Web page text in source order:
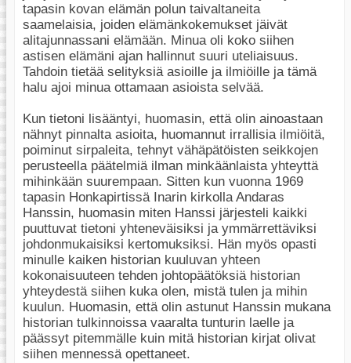
tapasin kovan elämän polun taivaltaneita
saamelaisia, joiden elämänkokemukset jäivät
alitajunnassani elämään. Minua oli koko siihen
astisen elämäni ajan hallinnut suuri uteliaisuus.
Tahdoin tietää selityksiä asioille ja ilmiöille ja tämä
halu ajoi minua ottamaan asioista selvää.
Kun tietoni lisääntyi, huomasin, että olin ainoastaan
nähnyt pinnalta asioita, huomannut irrallisia ilmiöitä,
poiminut sirpaleita, tehnyt vähäpätöisten seikkojen
perusteella päätelmiä ilman minkäänlaista yhteyttä
mihinkään suurempaan. Sitten kun vuonna 1969
tapasin Honkapirtissä Inarin kirkolla Andaras
Hanssin, huomasin miten Hanssi järjesteli kaikki
puuttuvat tietoni yhteneväisiksi ja ymmärrettäviksi
johdonmukaisiksi kertomuksiksi. Hän myös opasti
minulle kaiken historian kuuluvan yhteen
kokonaisuuteen tehden johtopäätöksiä historian
yhteydestä siihen kuka olen, mistä tulen ja mihin
kuulun. Huomasin, että olin astunut Hanssin mukana
historian tulkinnoissa vaaralta tunturin laelle ja
päässyt pitemmälle kuin mitä historian kirjat olivat
siihen mennessä opettaneet.